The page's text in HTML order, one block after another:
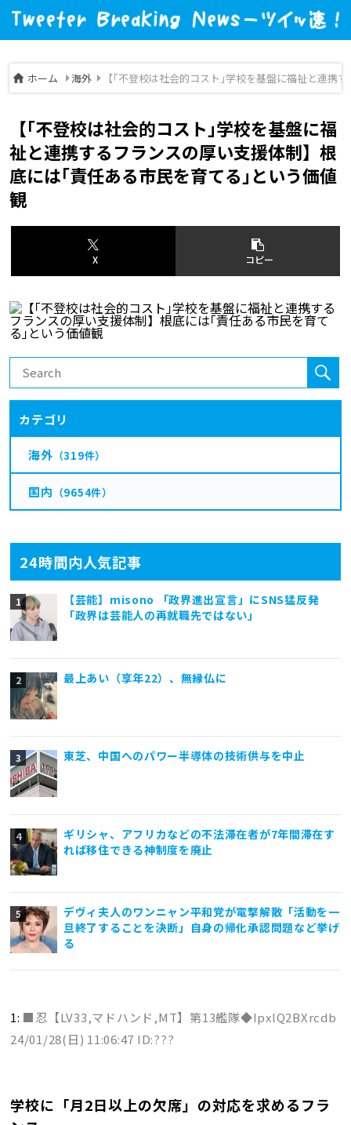
ホーム 海外 【｢不登校は社会的コスト｣学校を基盤に福祉と連携
24時間内人気記事
【芸能】misono 「政界進出宣言」にSNS猛反発
「政界は芸能人の再就職先ではない」
最上あい（享年22）、無縁仏に
東芝、中国へのパワー半導体の技術供与を中止
ギリシャ、アフリカなどの不法滞在者が7年間滞在す
れば移住できる神制度を廃止
デヴィ夫人のワンニャン平和党が電撃解散「活動を一
旦終了することを決断」自身の帰化承認問題など挙げ
る
1: ■忍【LV33,マドハンド,MT】第13艦隊◆IpxlQ2BXrcdb
24/01/28(日) 11:06:47 ID:???
学校に「月2日以上の欠席」の対応を求めるフラ
【｢不登校は社会的コスト｣学校を基盤に福
祉と連携するフランスの厚い支援体制】根
底には｢責任ある市民を育てる｣という価値
観
X コピー
カテゴリ
海外 （319件）
国内 （9654件）